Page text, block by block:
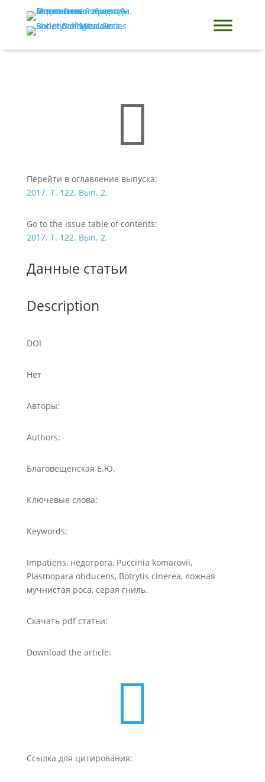

Перейти в оглавление выпуска:
2017. Т. 122. Вып. 2.
Go to the issue table of contents:
2017. Т. 122. Вып. 2.
Данные статьи
Description
DOI
Нет
Авторы:
Authors:
Благовещенская Е.Ю.
Ключевые слова:
Keywords:
Impatiens, недотрога, Puccinia komarovii,
Plasmopara obducens, Botrytis cinerea, ложная
мучнистая роса, серая гниль.
Скачать pdf статьи:
Download the article:

Ссылка для цитирования: